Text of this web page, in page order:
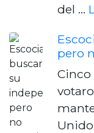
del …
pero